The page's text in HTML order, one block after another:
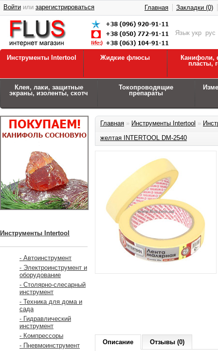
Язык укр рус
Войти или зарегистрироваться Главная Закладки (0)
Инструменты Intertool Жидкие флюсы
Канифоли,
пласты,
Клея, лаки, защитные
экраны, изоленты, скотч
Токопроводящие
препараты
Инструменты Intertool
- Автоинструмент
- Электроинструмент и
оборудование
- Столярно-слесарный
инструмент
- Техника для дома и
сада
- Гидравлический
инструмент
- Компрессоры
- Пневмоинструмент
Главная » Инструменты Intertool »
желтая INTERTOOL DM-2540
Описание Отзывы (0)